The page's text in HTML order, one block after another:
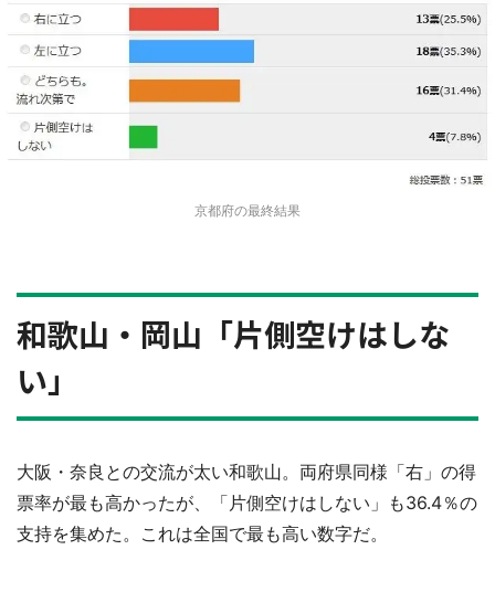
京都府の最終結果
和歌山・岡山「片側空けはしな
い」
大阪・奈良との交流が太い和歌山。両府県同様「右」の得
票率が最も高かったが、「片側空けはしない」も36.4％の
支持を集めた。これは全国で最も高い数字だ。